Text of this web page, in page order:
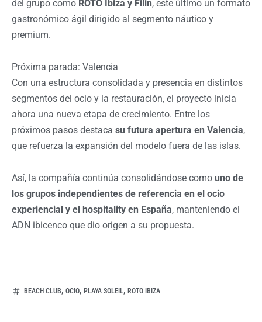
del grupo como ROTO Ibiza y Filin, este último un formato
gastronómico ágil dirigido al segmento náutico y
premium.
Próxima parada: Valencia
Con una estructura consolidada y presencia en distintos
segmentos del ocio y la restauración, el proyecto inicia
ahora una nueva etapa de crecimiento. Entre los
próximos pasos destaca su futura apertura en Valencia,
que refuerza la expansión del modelo fuera de las islas.
Así, la compañía continúa consolidándose como uno de
los grupos independientes de referencia en el ocio
experiencial y el hospitality en España, manteniendo el
ADN ibicenco que dio origen a su propuesta.
BEACH CLUB, OCIO, PLAYA SOLEIL, ROTO IBIZA